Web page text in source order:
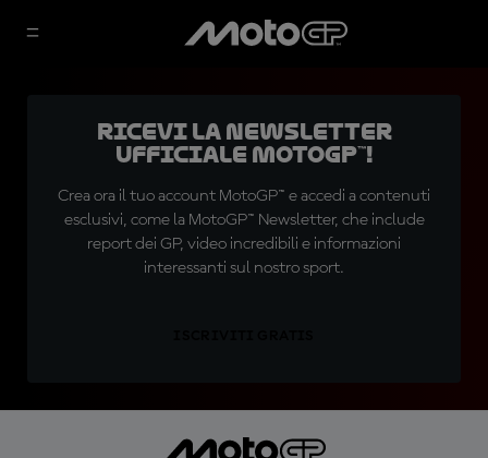
Ricevi la newsletter
ufficiale MotoGP™!
Crea ora il tuo account MotoGP™ e accedi a contenuti
esclusivi, come la MotoGP™ Newsletter, che include
report dei GP, video incredibili e informazioni
interessanti sul nostro sport.